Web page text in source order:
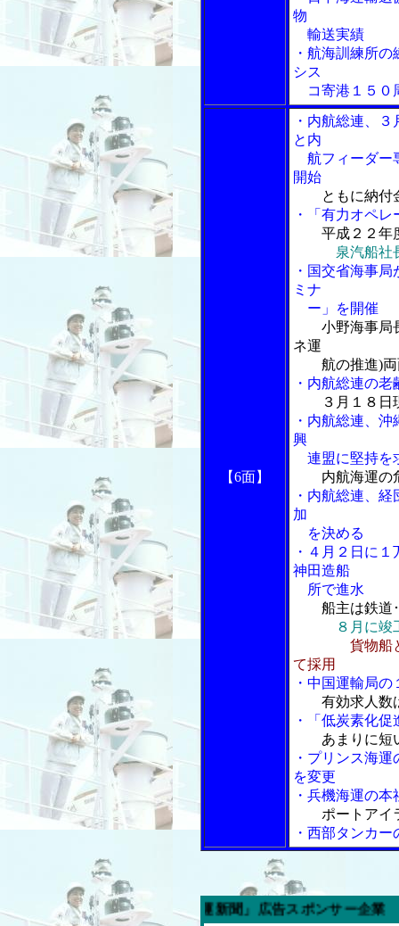
物
輸送実績
・航海訓練所
シス
コ寄港１５０
【6面】
・内航総連、
と内
航フィーダー
開始
ともに納付
・「有力オペ
平成２２年
泉汽船
・国交省海事
ミナ
ー」を開催
小野海事局
ネ運
航の推進)両
・内航総連の
３月１８日
・内航総連、
興
連盟に堅持を
内航海運の
・内航総連、
加
を決める
・４月２日に
神田造船
所で進水
船主は鉄道
８月に竣
貨物船
て採用
・中国運輸局
有効求人数
・「低炭素化
あまりに短
・プリンス海
を変更
・兵機海運の
ポートアイ
・西部タンカ
「内航海運新聞」広告スポンサー企業